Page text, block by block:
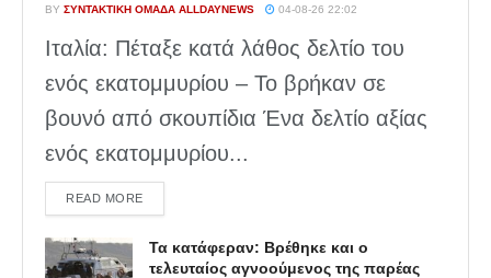
BY ΣΥΝΤΑΚΤΙΚΉ ΟΜΆΔΑ ALLDAYNEWS 04-08-26 22:02
Ιταλία: Πέταξε κατά λάθος δελτίο του
ενός εκατομμυρίου – Το βρήκαν σε
βουνό από σκουπίδια Ένα δελτίο αξίας
ενός εκατομμυρίου...
READ MOREDETAILS
Τα κατάφεραν: Βρέθηκε και ο
τελευταίος αγνοούμενος της παρέας